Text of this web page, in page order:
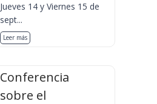
Jueves 14 y Viernes 15 de
sept...
Leer más
Conferencia
sobre el